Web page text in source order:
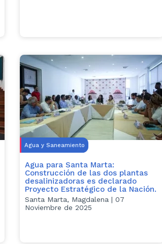
Agua y Saneamiento
Agua para Santa Marta:
Construcción de las dos plantas
desalinizadoras es declarado
Proyecto Estratégico de la Nación.
Santa Marta, Magdalena | 07
Noviembre de 2025